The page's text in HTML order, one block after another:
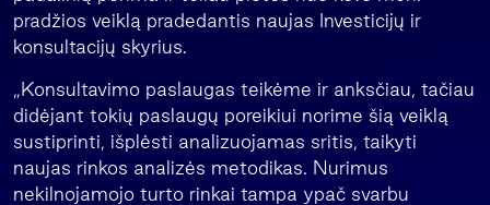
pradžios veiklą pradedantis naujas Investicijų ir
konsultacijų skyrius.
„Konsultavimo paslaugas teikėme ir anksčiau, tačiau
didėjant tokių paslaugų poreikiui norime šią veiklą
sustiprinti, išplėsti analizuojamas sritis, taikyti
naujas rinkos analizės metodikas. Nurimus
nekilnojamojo turto rinkai tampa ypač svarbu